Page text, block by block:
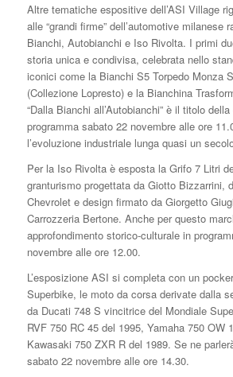
Altre tematiche espositive dell’ASI Village
alle “grandi firme” dell’automotive milanese
Bianchi, Autobianchi e Iso Rivolta. I primi
storia unica e condivisa, celebrata nello
iconici come la Bianchi S5 Torpedo Monza
(Collezione Lopresto) e la Bianchina
“Dalla Bianchi all’Autobianchi” è il titolo
programma sabato 22 novembre alle ore
l’evoluzione industriale lunga quasi un
Per la Iso Rivolta è esposta la Grifo 7 Litri
granturismo progettata da Giotto Bizzarrini,
Chevrolet e design firmato da Giorgetto
Carrozzeria Bertone. Anche per questo
approfondimento storico-culturale in
novembre alle ore 12.00.
L’esposizione ASI si completa con un
Superbike, le moto da corsa derivate dalla
da Ducati 748 S vincitrice del Mondiale
RVF 750 RC 45 del 1995, Yamaha 750 OW
Kawasaki 750 ZXR R del 1989. Se ne
sabato 22 novembre alle ore 14.30.